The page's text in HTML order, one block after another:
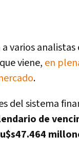
varios
viene, en
.
del sistema
de